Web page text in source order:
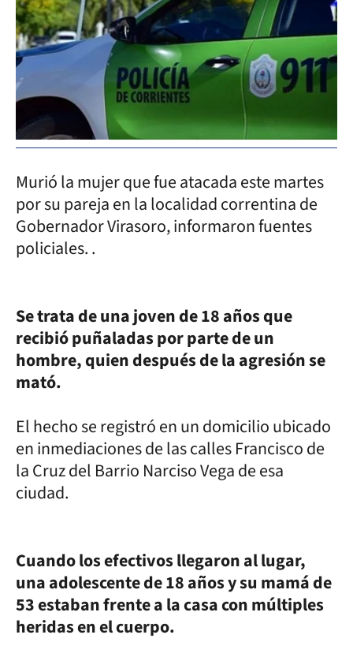
Murió la mujer que fue atacada este martes
por su pareja en la localidad correntina de
Gobernador Virasoro, informaron fuentes
policiales. .
Se trata de una joven de 18 años que
recibió puñaladas por parte de un
hombre, quien después de la agresión se
mató.
El hecho se registró en un domicilio ubicado
en inmediaciones de las calles Francisco de
la Cruz del Barrio Narciso Vega de esa
ciudad.
Cuando los efectivos llegaron al lugar,
una adolescente de 18 años y su mamá de
53 estaban frente a la casa con múltiples
heridas en el cuerpo.